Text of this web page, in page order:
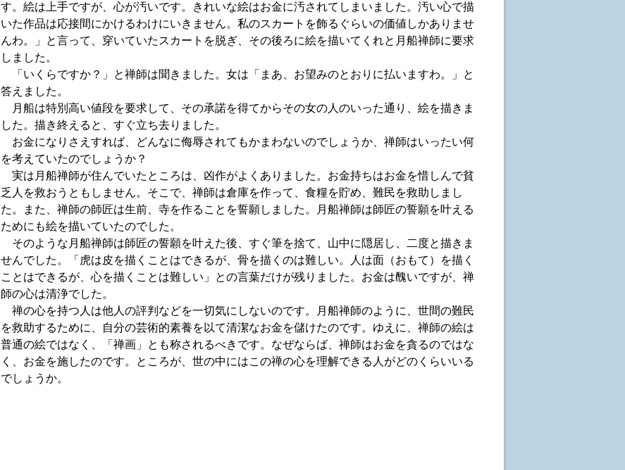
す。絵は上手ですが、心が汚いです。きれいな絵はお金に汚されてしまいました。汚い心で描
いた作品は応接間にかけるわけにいきません。私のスカートを飾るぐらいの価値しかありませ
んわ。」と言って、穿いていたスカートを脱ぎ、その後ろに絵を描いてくれと月船禅師に要求
しました。
「いくらですか？」と禅師は聞きました。女は「まあ、お望みのとおりに払いますわ。」と
答えました。
月船は特別高い値段を要求して、その承諾を得てからその女の人のいった通り、絵を描きま
した。描き終えると、すぐ立ち去りました。
お金になりさえすれば、どんなに侮辱されてもかまわないのでしょうか、禅師はいったい何
を考えていたのでしょうか？
実は月船禅師が住んでいたところは、凶作がよくありました。お金持ちはお金を惜しんで貧
乏人を救おうともしません。そこで、禅師は倉庫を作って、食糧を貯め、難民を救助しまし
た。また、禅師の師匠は生前、寺を作ることを誓願しました。月船禅師は師匠の誓願を叶える
ためにも絵を描いていたのでした。
そのような月船禅師は師匠の誓願を叶えた後、すぐ筆を捨て、山中に隠居し、二度と描きま
せんでした。「虎は皮を描くことはできるが、骨を描くのは難しい。人は面（おもて）を描く
ことはできるが、心を描くことは難しい」との言葉だけが残りました。お金は醜いですが、禅
師の心は清浄でした。
禅の心を持つ人は他人の評判などを一切気にしないのです。月船禅師のように、世間の難民
を救助するために、自分の芸術的素養を以て清潔なお金を儲けたのです。ゆえに、禅師の絵は
普通の絵ではなく、「禅画」とも称されるべきです。なぜならば、禅師はお金を貪るのではな
く、お金を施したのです。ところが、世の中にはこの禅の心を理解できる人がどのくらいいる
でしょうか。